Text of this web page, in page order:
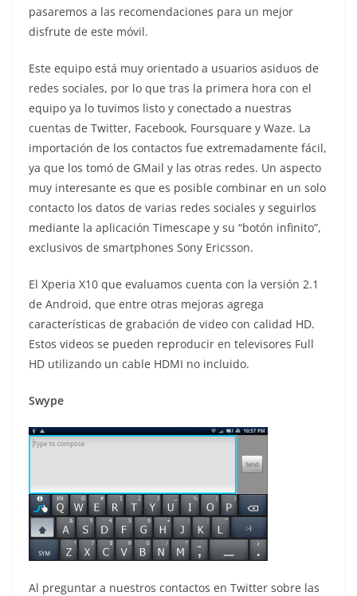
pasaremos a las recomendaciones para un mejor
disfrute de este móvil.
Este equipo está muy orientado a usuarios asiduos de
redes sociales, por lo que tras la primera hora con el
equipo ya lo tuvimos listo y conectado a nuestras
cuentas de Twitter, Facebook, Foursquare y Waze. La
importación de los contactos fue extremadamente fácil,
ya que los tomó de GMail y las otras redes. Un aspecto
muy interesante es que es posible combinar en un solo
contacto los datos de varias redes sociales y seguirlos
mediante la aplicación Timescape y su “botón infinito”,
exclusivos de smartphones Sony Ericsson.
El Xperia X10 que evaluamos cuenta con la versión 2.1
de Android, que entre otras mejoras agrega
características de grabación de video con calidad HD.
Estos videos se pueden reproducir en televisores Full
HD utilizando un cable HDMI no incluido.
Swype
Al preguntar a nuestros contactos en Twitter sobre las